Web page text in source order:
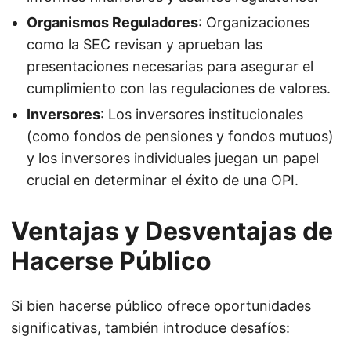
Organismos Reguladores: Organizaciones
como la SEC revisan y aprueban las
presentaciones necesarias para asegurar el
cumplimiento con las regulaciones de valores.
Inversores: Los inversores institucionales
(como fondos de pensiones y fondos mutuos)
y los inversores individuales juegan un papel
crucial en determinar el éxito de una OPI.
Ventajas y Desventajas de
Hacerse Público
Si bien hacerse público ofrece oportunidades
significativas, también introduce desafíos: